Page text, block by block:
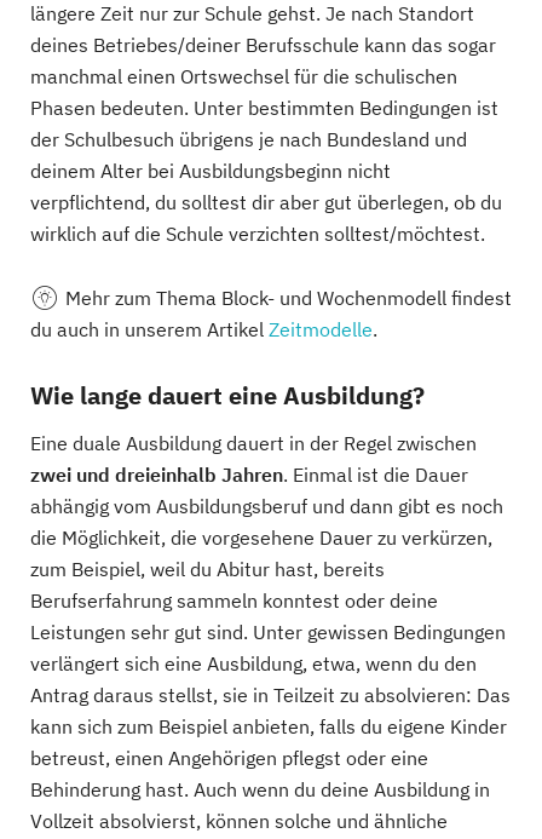
längere Zeit nur zur Schule gehst. Je nach Standort
deines Betriebes/deiner Berufsschule kann das sogar
manchmal einen Ortswechsel für die schulischen
Phasen bedeuten. Unter bestimmten Bedingungen ist
der Schulbesuch übrigens je nach Bundesland und
deinem Alter bei Ausbildungsbeginn nicht
verpflichtend, du solltest dir aber gut überlegen, ob du
wirklich auf die Schule verzichten solltest/möchtest.
Mehrzum Thema Block- und Wochenmodell findest
du auch in unserem Artikel Zeitmodelle.
Wie lange dauert eine Ausbildung?
Eine duale Ausbildung dauert in der Regel zwischen
zwei und dreieinhalb Jahren. Einmal ist die Dauer
abhängig vom Ausbildungsberuf und dann gibt es noch
die Möglichkeit, die vorgesehene Dauer zu verkürzen,
zum Beispiel, weil du Abitur hast, bereits
Berufserfahrung sammeln konntest oder deine
Leistungen sehr gut sind. Unter gewissen Bedingungen
verlängert sich eine Ausbildung, etwa, wenn du den
Antrag daraus stellst, sie in Teilzeit zu absolvieren: Das
kann sich zum Beispiel anbieten, falls du eigene Kinder
betreust, einen Angehörigen pflegst oder eine
Behinderung hast. Auch wenn du deine Ausbildung in
Vollzeit absolvierst, können solche und ähnliche